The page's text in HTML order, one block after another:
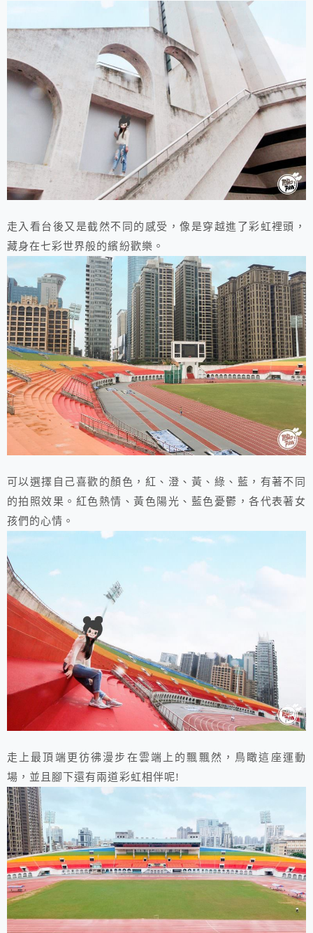
走入看台後又是截然不同的感受，像是穿越進了彩虹裡頭，
藏身在七彩世界般的繽紛歡樂。
可以選擇自己喜歡的顏色，紅、澄、黃、綠、藍，有著不同
的拍照效果。紅色熱情、黃色陽光、藍色憂鬱，各代表著女
孩們的心情。
走上最頂端更彷彿漫步在雲端上的飄飄然，鳥瞰這座運動
場，並且腳下還有兩道彩虹相伴呢!